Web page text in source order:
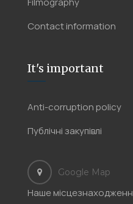
Contact information
It's important
Anti-corruption policy
Публічні закупівлі
Google Map
Наше